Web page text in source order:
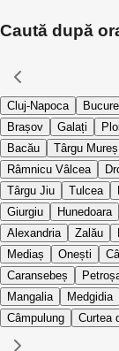
Caută după
Cluj-Napoca
Brașov
Galați
Bacău
Târgu Mureș
Râmnicu Vâlcea
Târgu Jiu
Tulcea
Giurgiu
Hunedoara
Alexandria
Zalău
Mediaș
Onești
Caransebeș
Mangalia
Medgidia
Câmpulung
Curtea